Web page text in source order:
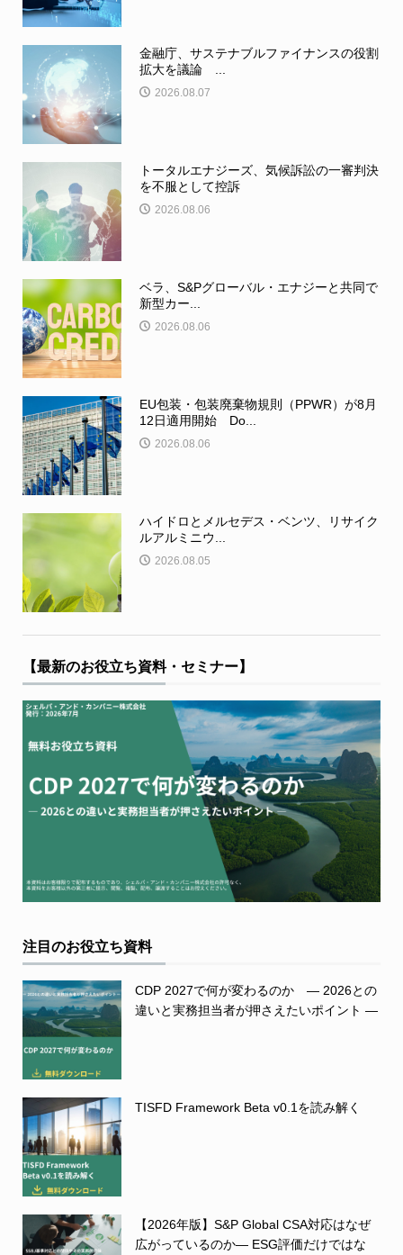
金融庁、サステナブルファイナンスの役割
拡大を議論 ...
2026.08.07
トータルエナジーズ、気候訴訟の一審判決
を不服として控訴
2026.08.06
ベラ、S&Pグローバル・エナジーと共同で
新型カー...
2026.08.06
EU包装・包装廃棄物規則（PPWR）が8月
12日適用開始 Do...
2026.08.06
ハイドロとメルセデス・ベンツ、リサイク
ルアルミニウ...
2026.08.05
【最新のお役立ち資料・セミナー】
注目のお役立ち資料
CDP 2027で何が変わるのか ― 2026との
違いと実務担当者が押さえたいポイント ―
TISFD Framework Beta v0.1を読み解く
【2026年版】S&P Global CSA対応はなぜ
広がっているのか― ESG評価だけではな